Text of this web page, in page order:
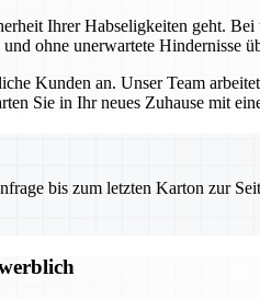
Ihrer Habseligkeiten geht.
ohne unerwartete Hindernisse
Kunden an. Unser Team
Sie in Ihr neues Zuhause mit
bis zum letzten Karton zur